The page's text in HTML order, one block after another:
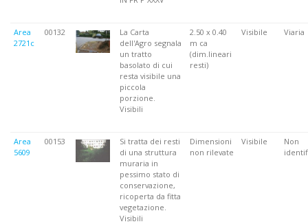
Area
2721c
00132
La Carta
dell'Agro segnala
un tratto
basolato di cui
resta visibile una
piccola
porzione.
Visibili
2.50 x 0.40
m ca
(dim.lineari
resti)
Visibile Viaria
Area
5609
00153
Si tratta dei resti
di una struttura
muraria in
pessimo stato di
conservazione,
ricoperta da fitta
vegetazione.
Visibili
Dimensioni
non rilevate
Visibile
Non